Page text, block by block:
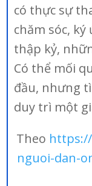
có thực sự
chăm sóc,
thập kỷ,
Có thể mối
đầu, nhưng
duy trì một
Theo
nguoi-dan-